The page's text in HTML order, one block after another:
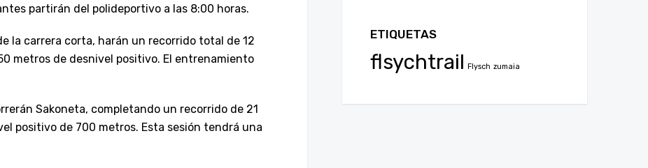
partirán del polideportivo a las 8:00 horas.
la carrera corta, harán un recorrido total de 12
metros de desnivel positivo. El entrenamiento
Sakoneta, completando un recorrido de 21
positivo de 700 metros. Esta sesión tendrá una
ETIQUETAS
flsychtrail Flysch zumaia